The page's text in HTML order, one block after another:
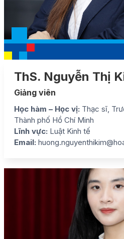
ThS. Nguyễn Thị
Giảng viên
Học hàm – Học vị: Thạc sĩ,
Thành phố Hồ Chí Minh
Lĩnh vực: Luật Kinh tế
Email: